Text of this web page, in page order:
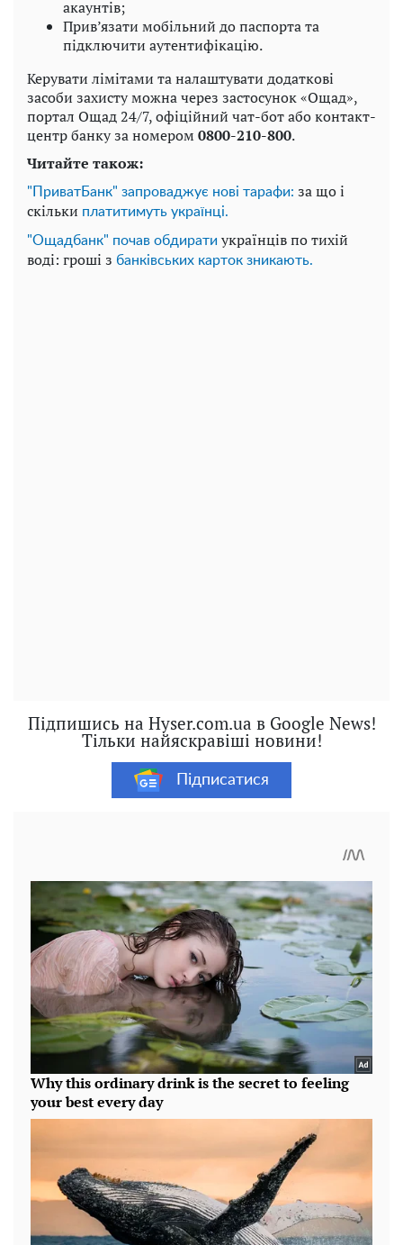
акаунтів;
Прив’язати мобільний до паспорта та
підключити аутентифікацію.
Керувати лімітами та налаштувати додаткові
засоби захисту можна через застосунок «Ощад»,
портал Ощад 24/7, офіційний чат-бот або контакт-
центр банку за номером0800-210-800.
Читайте також:
"ПриватБанк" запроваджує нові тарафи: за що і
скільки платитимуть українці.
"Ощадбанк" почав обдирати українців по тихій
воді: гроші з банківських карток зникають.
Підпишись на Hyser.com.ua в Google News!
Тільки найяскравіші новини!
Підписатися